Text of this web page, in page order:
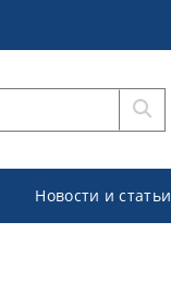
Новости и статьи